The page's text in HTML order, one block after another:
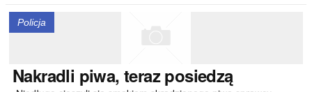
Policja
Nakradli piwa, teraz posiedzą